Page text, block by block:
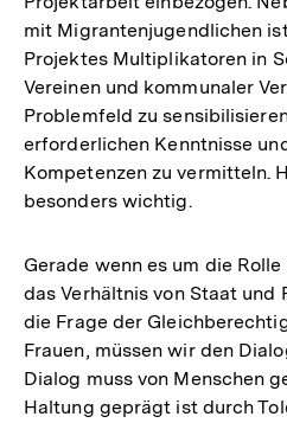
mit Migrantenjugendlichen
Projektes Multiplikatoren in
Vereinen und kommunaler
Problemfeld zu
erforderlichen Kenntnisse
Kompetenzen zu vermitteln.
besonders wichtig.
Gerade wenn es um die
das Verhältnis von Staat und
die Frage der
Frauen, müssen wir den
Dialog muss von Menschen
Haltung geprägt ist durch